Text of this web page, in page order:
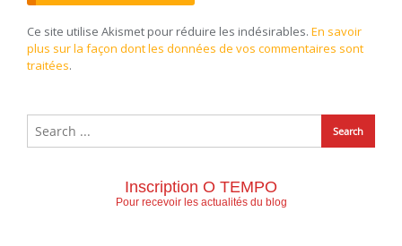
Ce site utilise Akismet pour réduire les indésirables. En savoir
plus sur la façon dont les données de vos commentaires sont
traitées.
Inscription O TEMPO
Pour recevoir les actualités du blog